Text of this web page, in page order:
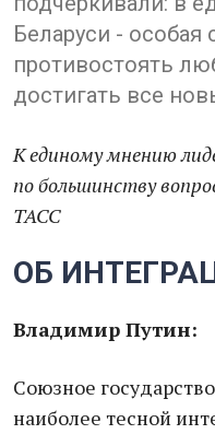
Беларуси - особая
противостоять
достигать все
К единому мнению
по большинству
ТАСС
ОБ
Владимир Путин:
Союзное
наиболее тесной